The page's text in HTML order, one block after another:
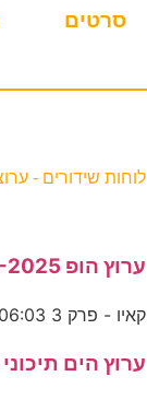
סרטים
לוחות שידורים -
ערוץ הופ 29-10-2025
קאיו - פרק 3 06:03 - 06:14 פרק 3. קאיו ממהר לצבור נקודה
ערוץ הים תיכוני 25-09-2023